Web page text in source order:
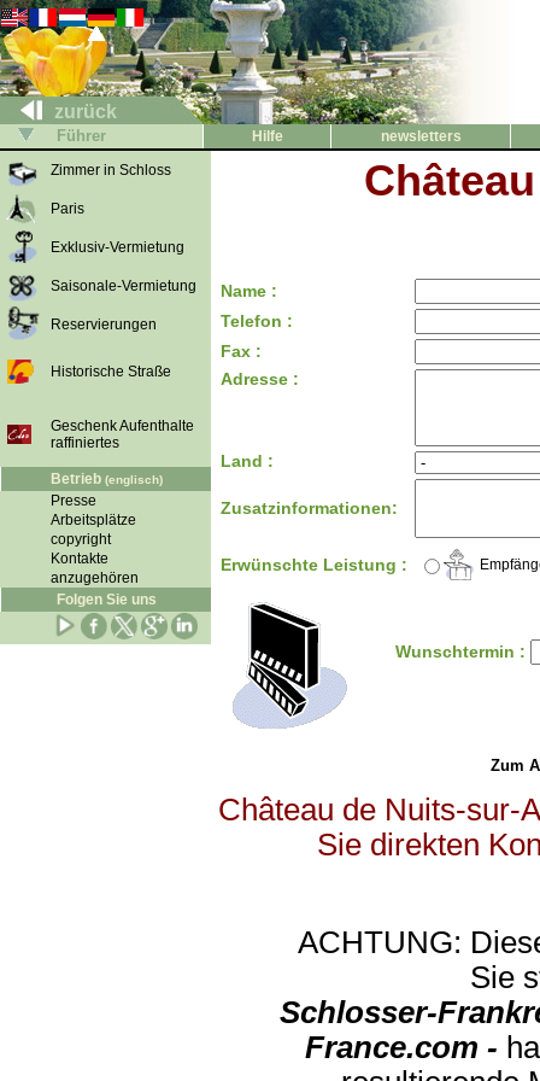
zurück
Führer Hilfe
newsletters
Zimmer in Schloss
Paris
Exklusiv-Vermietung
Saisonale-Vermietung
Reservierungen
Historische Straße
Geschenk Aufenthalte
raffiniertes
Betrieb (englisch)
Presse
Arbeitsplätze
copyright
Kontakte
anzugehören
Folgen Sie uns
Name :
Telefon :
Fax :
Adresse :
Land :
Zusatzinformationen:
Erwünschte Leistung :
Wunschtermin :
Zum
Château de Nuits-sur-
Sie direkten
ACHTUNG:
Sie
Schlosser-
France.com -